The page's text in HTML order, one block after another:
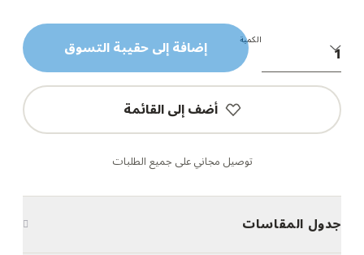
الكمية إضافة إلى حقيبة التسوق
أضف إلى القائمة
توصيل مجاني على جميع الطلبات
جدول المقاسات